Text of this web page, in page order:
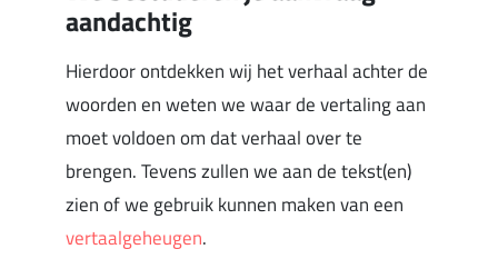
aandachtig
Hierdoor ontdekken wij het verhaal achter de
woorden en weten we waar de vertaling aan
moet voldoen om dat verhaal over te
brengen. Tevens zullen we aan de tekst(en)
zien of we gebruik kunnen maken van een
vertaalgeheugen.